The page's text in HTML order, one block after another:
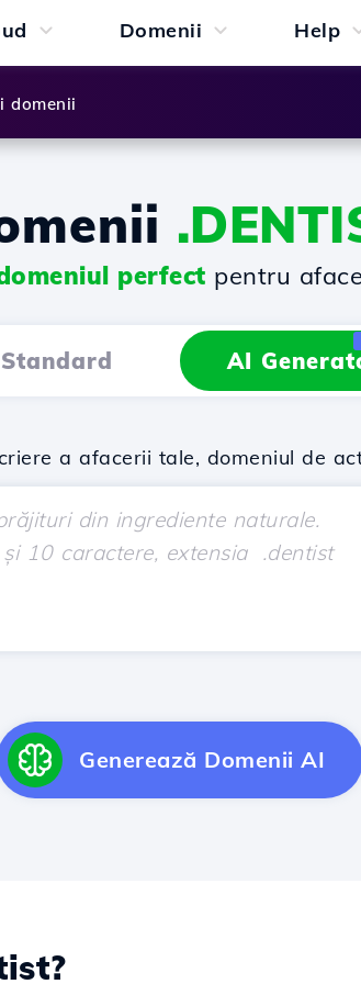
Domenii Help
domenii
perfect pentru
Standard AI
a afacerii tale, domeniul de
Generează Domenii AI